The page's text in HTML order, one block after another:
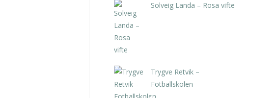
Solveig Landa – Rosa vifte
Trygve Retvik –
Fotballskolen